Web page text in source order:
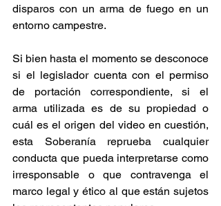
disparos con un arma de fuego en un
entorno campestre.
Si bien hasta el momento se desconoce
si el legislador cuenta con el permiso
de portación correspondiente, si el
arma utilizada es de su propiedad o
cuál es el origen del video en cuestión,
esta Soberanía reprueba cualquier
conducta que pueda interpretarse como
irresponsable o que contravenga el
marco legal y ético al que están sujetos